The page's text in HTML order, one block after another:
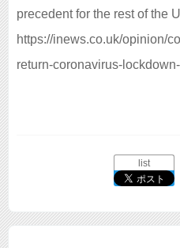
precedent for the rest of the
https://inews.co.uk/opinion/
return-coronavirus-
list